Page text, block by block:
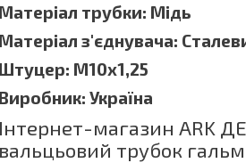
Матеріал трубки: Мідь
Матеріал з'єднувача:
Штуцер: М10х1,25
Виробник: Україна
Інтернет-магазин ARK
вальцьовий трубок